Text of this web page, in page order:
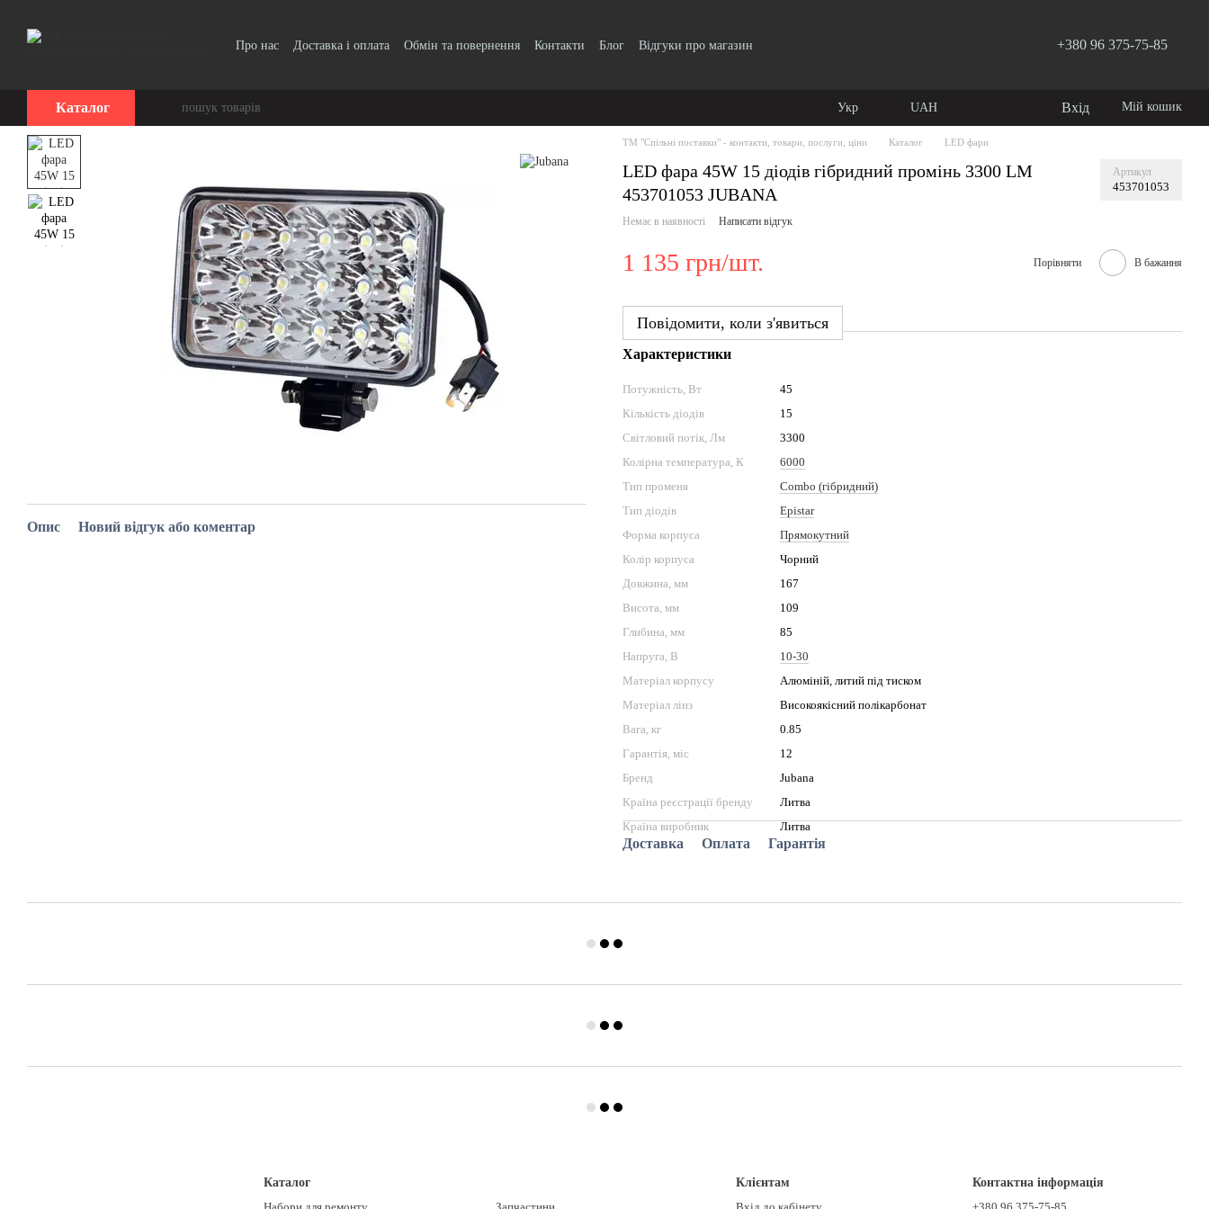
Про нас Доставка і оплата Обмін та повернення Контакти Блог
Відгуки про магазин
+380 96 375-75-85
Каталог Укр UAH Вхід Мій кошик
Опис Новий відгук або коментар
ТМ "Спільні поставки" - контакти, товари, послуги, ціни Каталог LED фари
LED фара 45W 15 діодів гібридний промінь 3300 LM
453701053 JUBANA
Артикул
453701053
Немає в наявності Написати відгук
1 135 грн/шт. Порівняти В бажання
Повідомити, коли з'явиться
Характеристики
Потужність, Вт
45
Кількість діодів
15
Світловий потік, Лм
3300
Колірна температура, К
6000
Тип променя
Combo (гібридний)
Тип діодів
Epistar
Форма корпуса
Прямокутний
Колір корпуса
Чорний
Довжина, мм
167
Висота, мм
109
Глибина, мм
85
Напруга, В
10-30
Матеріал корпусу
Алюміній, литий під тиском
Матеріал лінз
Високоякісний полікарбонат
Вага, кг
0.85
Гарантія, міс
12
Бренд
Jubana
Країна реєстрації бренду
Литва
Країна виробник
Литва
Доставка Оплата Гарантія
Каталог
Клієнтам
Контактна інформація